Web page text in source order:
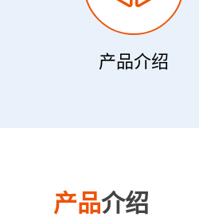
产品介绍
产品介绍